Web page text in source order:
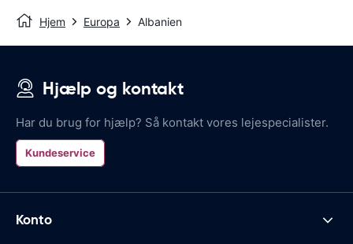
Hjem Europa Albanien
Hjælp og kontakt
Har du brug for hjælp? Så kontakt vores lejespecialister.
Kundeservice
Konto